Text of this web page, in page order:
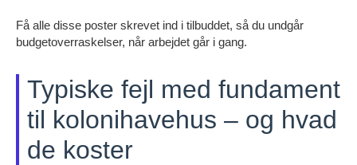
Få alle disse poster skrevet ind i tilbuddet, så du undgår
budgetoverraskelser, når arbejdet går i gang.
Typiske fejl med fundament
til kolonihavehus – og hvad
de koster